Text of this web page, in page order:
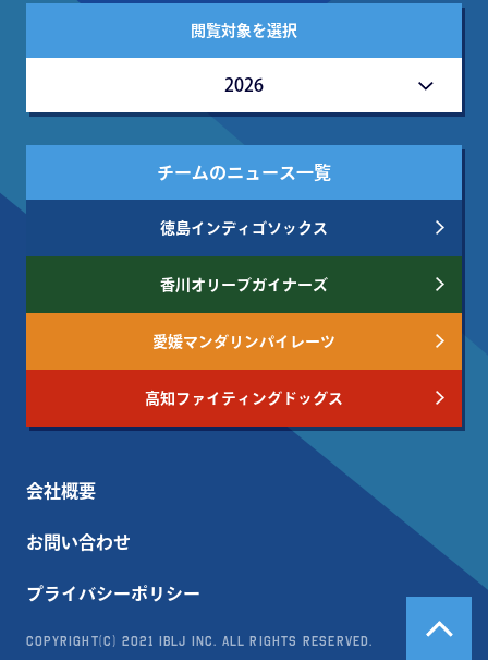
閲覧対象を選択
2026
チームのニュース一覧
徳島インディゴソックス
香川オリーブガイナーズ
愛媛マンダリンパイレーツ
高知ファイティングドッグス
会社概要
お問い合わせ
プライバシーポリシー
Copyright(c) 2021 IBLJ Inc. All Rights Reserved.